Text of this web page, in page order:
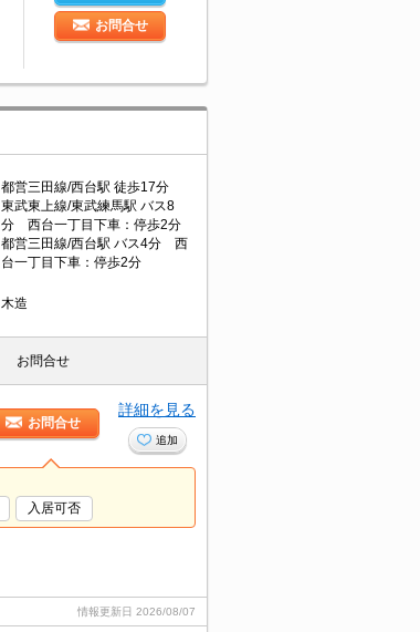
お問合せ
都営三田線/西台駅 徒歩17分
東武東上線/東武練馬駅 バス8
分 西台一丁目下車：停歩2分
都営三田線/西台駅 バス4分 西
台一丁目下車：停歩2分
木造
お問合せ
お問合せ
詳細を見る
追加
入居可否
情報更新日 2026/08/07